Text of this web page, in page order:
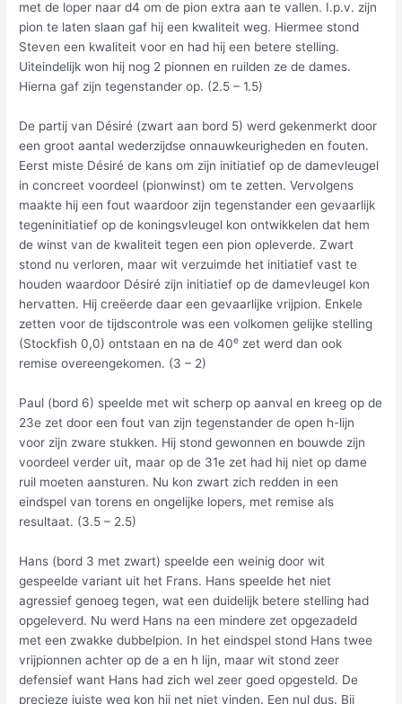
met de loper naar d4 om de pion extra aan te vallen. I.p.v. zijn
pion te laten slaan gaf hij een kwaliteit weg. Hiermee stond
Steven een kwaliteit voor en had hij een betere stelling.
Uiteindelijk won hij nog 2 pionnen en ruilden ze de dames.
Hierna gaf zijn tegenstander op. (2.5 – 1.5)
De partij van Désiré (zwart aan bord 5) werd gekenmerkt door
een groot aantal wederzijdse onnauwkeurigheden en fouten.
Eerst miste Désiré de kans om zijn initiatief op de damevleugel
in concreet voordeel (pionwinst) om te zetten. Vervolgens
maakte hij een fout waardoor zijn tegenstander een gevaarlijk
tegeninitiatief op de koningsvleugel kon ontwikkelen dat hem
de winst van de kwaliteit tegen een pion opleverde. Zwart
stond nu verloren, maar wit verzuimde het initiatief vast te
houden waardoor Désiré zijn initiatief op de damevleugel kon
hervatten. Hij creëerde daar een gevaarlijke vrijpion. Enkele
zetten voor de tijdscontrole was een volkomen gelijke stelling
(Stockfish 0,0) ontstaan en na de 40e zet werd dan ook
remise overeengekomen. (3 – 2)
Paul (bord 6) speelde met wit scherp op aanval en kreeg op de
23e zet door een fout van zijn tegenstander de open h-lijn
voor zijn zware stukken. Hij stond gewonnen en bouwde zijn
voordeel verder uit, maar op de 31e zet had hij niet op dame
ruil moeten aansturen. Nu kon zwart zich redden in een
eindspel van torens en ongelijke lopers, met remise als
resultaat. (3.5 – 2.5)
Hans (bord 3 met zwart) speelde een weinig door wit
gespeelde variant uit het Frans. Hans speelde het niet
agressief genoeg tegen, wat een duidelijk betere stelling had
opgeleverd. Nu werd Hans na een mindere zet opgezadeld
met een zwakke dubbelpion. In het eindspel stond Hans twee
vrijpionnen achter op de a en h lijn, maar wit stond zeer
defensief want Hans had zich wel zeer goed opgesteld. De
precieze juiste weg kon hij net niet vinden. Een nul dus. Bij